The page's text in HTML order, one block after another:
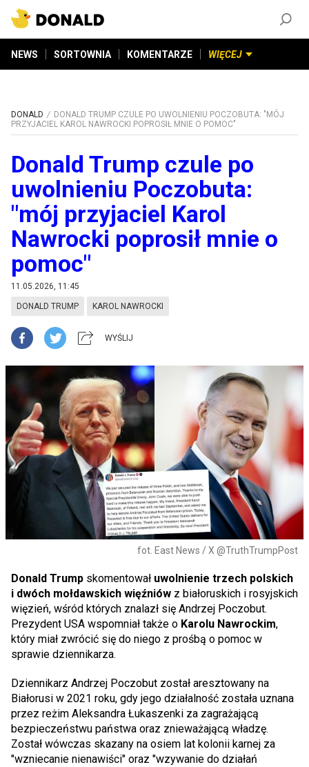
NEWS SORTOWNIA KOMENTARZE WIĘCEJ
DONALD
DONALD TRUMP CZULE PO UWOLNIENIU POCZOBUTA: "MÓJ
PRZYJACIEL KAROL NAWROCKI POPROSIŁ MNIE O POMOC"
Donald Trump czule po
uwolnieniu Poczobuta:
"mój przyjaciel Karol
Nawrocki poprosił mnie o
pomoc"
11.05.2026, 11:45
DONALD TRUMP KAROL NAWROCKI
WYŚLIJ
fot. East News / X @TruthTrumpPost
Donald Trump skomentował uwolnienie trzech polskich
i dwóch mołdawskich więźniów z białoruskich i rosyjskich
więzień, wśród których znalazł się Andrzej Poczobut.
Prezydent USA wspomniał także o Karolu Nawrockim,
który miał zwrócić się do niego z prośbą o pomoc w
sprawie dziennikarza.
Dziennikarz Andrzej Poczobut został aresztowany na
Białorusi w 2021 roku, gdy jego działalność została uznana
przez reżim Aleksandra Łukaszenki za zagrażającą
bezpieczeństwu państwa oraz znieważającą władzę.
Został wówczas skazany na osiem lat kolonii karnej za
"wzniecanie nienawiści" oraz "wzywanie do działań